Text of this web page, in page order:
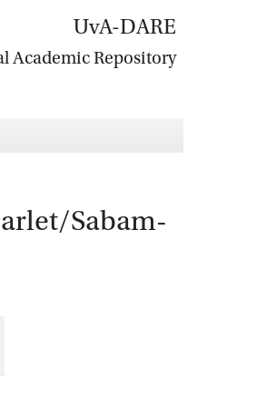
UvA-DARE
Academic Repository
Sabam-